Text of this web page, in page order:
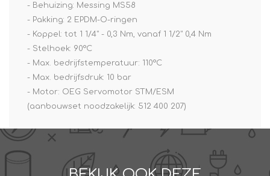
- Behuizing: Messing MS58
- Pakking: 2 EPDM-O-ringen
- Koppel: tot 1 1/4" - 0,3 Nm, vanaf 1 1/2" 0,4 Nm
- Stelhoek: 90°C
- Max. bedrijfstemperatuur: 110°C
- Max. bedrijfsdruk: 10 bar
- Motor: OEG Servomotor STM/ESM
(aanbouwset noodzakelijk: 512 400 207)